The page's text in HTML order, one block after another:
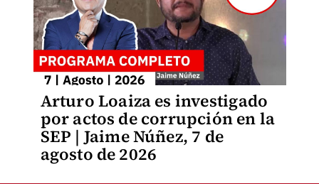
Arturo Loaiza es investigado
por actos de corrupción en la
SEP | Jaime Núñez, 7 de
agosto de 2026